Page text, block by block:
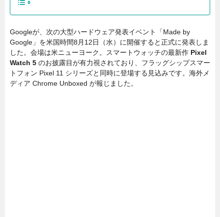
Googleが、次の大型ハードウェア発表イベント「Made by
Google」を米国時間8月12日（水）に開催すると正式に発表しま
した。会場は米ニューヨーク。スマートウォッチの最新作 Pixel
Watch 5 のお披露目が有力視されており、フラッグシップスマー
トフォン Pixel 11 シリーズと同時に登場する見込みです。海外メ
ディア Chrome Unboxed が報じました。